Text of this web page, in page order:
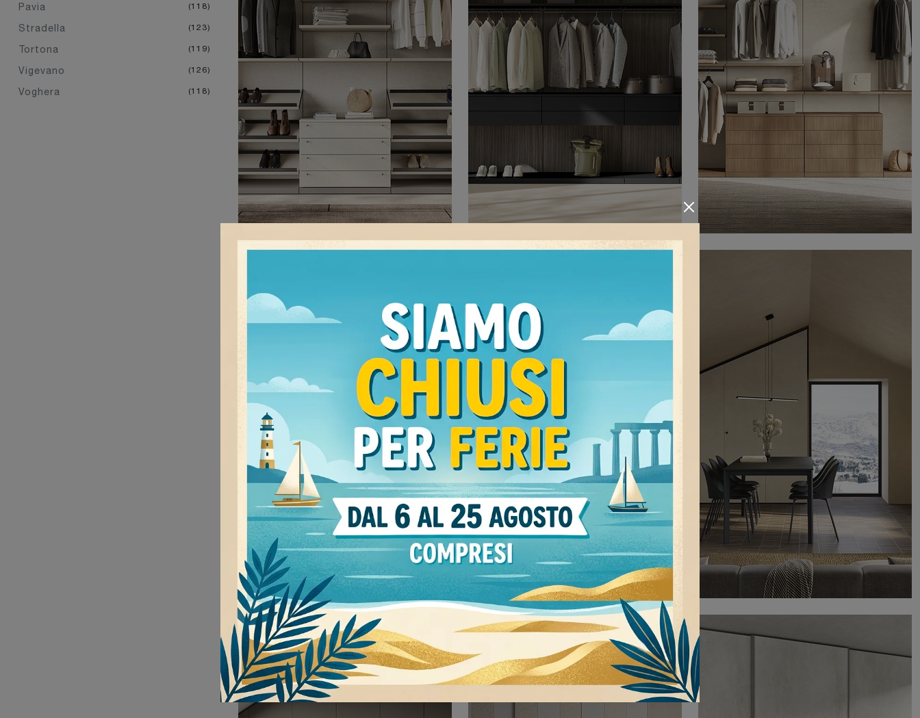
Pavia 118
Stradella 123
Tortona 119
Vigevano 126
Voghera 118